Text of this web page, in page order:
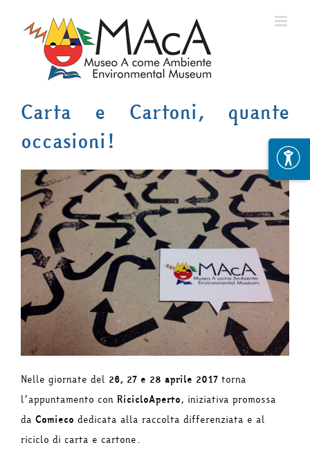
Carta e Cartoni, quante
occasioni!
Nelle giornate del 26, 27 e 28 aprile 2017 torna
l’appuntamento con RicicloAperto, iniziativa promossa
da Comieco dedicata alla raccolta differenziata e al
riciclo di carta e cartone.